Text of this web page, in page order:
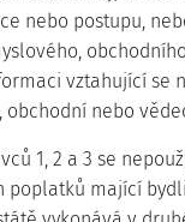
nebo postupu,
vztahující se
nebo
1, 2 a 3 se
poplatků mající